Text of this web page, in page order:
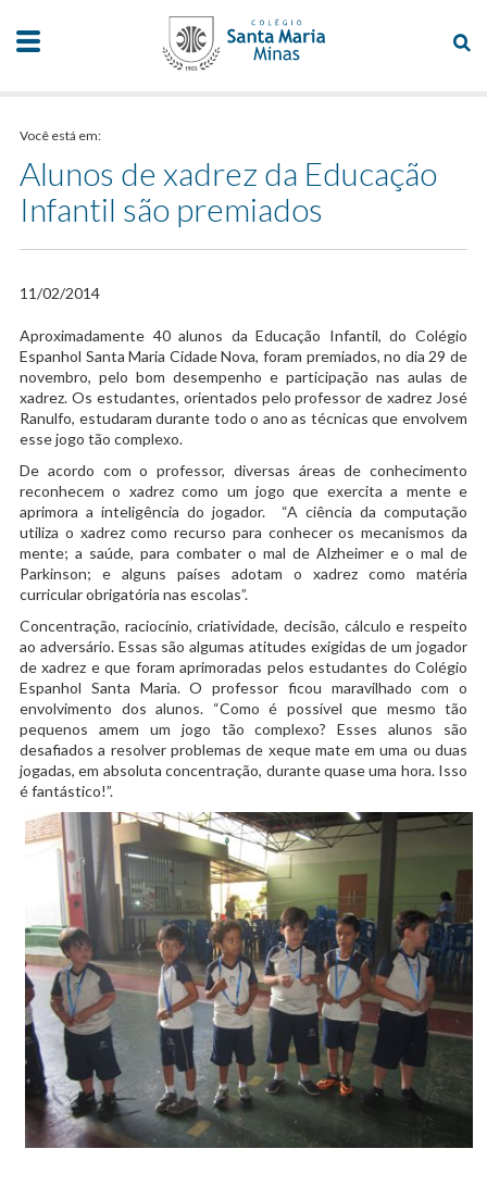
Você está em:
Alunos de xadrez da Educação
Infantil são premiados
11/02/2014
​Aproximadamente 40 alunos da Educação Infantil, do Colégio
Espanhol Santa Maria Cidade Nova, foram premiados, no dia 29 de
novembro, pelo bom desempenho e participação nas aulas de
xadrez. Os estudantes, orientados pelo professor de xadrez José
Ranulfo, estudaram durante todo o ano as técnicas que envolvem
esse jogo tão complexo.
De acordo com o professor, diversas áreas de conhecimento
reconhecem o xadrez como um jogo que exercita a mente e
aprimora a inteligência do jogador. “A ciência da computação
utiliza o xadrez como recurso para conhecer os mecanismos da
mente; a saúde, para combater o mal de Alzheimer e o mal de
Parkinson; e alguns países adotam o xadrez como matéria
curricular obrigatória nas escolas”.
Concentração, raciocínio, criatividade, decisão, cálculo e respeito
ao adversário. Essas são algumas atitudes exigidas de um jogador
de xadrez e que foram aprimoradas pelos estudantes do Colégio
Espanhol Santa Maria. O professor ficou maravilhado com o
envolvimento dos alunos. “Como é possível que mesmo tão
pequenos amem um jogo tão complexo? Esses alunos são
desafiados a resolver problemas de xeque mate em uma ou duas
jogadas, em absoluta concentração, durante quase uma hora. Isso
é fantástico!”.